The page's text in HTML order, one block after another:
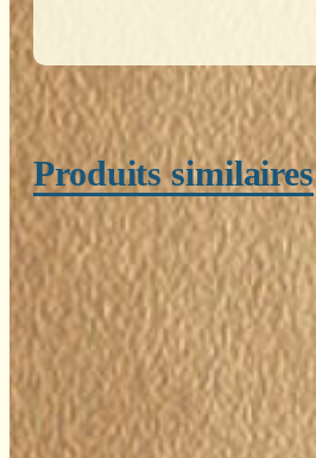
Produits similaires